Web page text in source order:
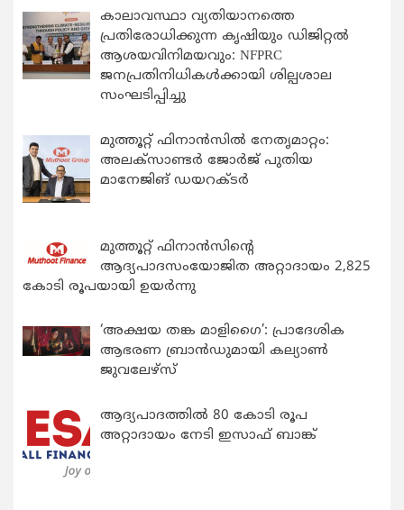
കാലാവസ്ഥാ വ്യതിയാനത്തെ
പ്രതിരോധിക്കുന്ന കൃഷിയും ഡിജിറ്റൽ
ആശയവിനിമയവും: NFPRC
ജനപ്രതിനിധികൾക്കായി ശില്പശാല
സംഘടിപ്പിച്ചു
മുത്തൂറ്റ് ഫിനാൻസിൽ നേതൃമാറ്റം:
അലക്സാണ്ടർ ജോർജ് പുതിയ
മാനേജിങ് ഡയറക്ടർ
മുത്തൂറ്റ് ഫിനാൻസിന്റെ
ആദ്യപാദസംയോജിത അറ്റാദായം 2,825
കോടി രൂപയായി ഉയർന്നു
‘അക്ഷയ തങ്ക മാളിഗൈ’: പ്രാദേശിക
ആഭരണ ബ്രാന്‍ഡുമായി കല്യാണ്‍
ജുവലേഴ്‌സ്
ആദ്യപാദത്തിൽ 80 കോടി രൂപ
അറ്റാദായം നേടി ഇസാഫ് ബാങ്ക്